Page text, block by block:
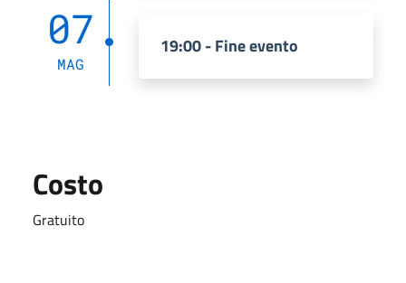
07
MAG
19:00 - Fine evento
Costo
Gratuito